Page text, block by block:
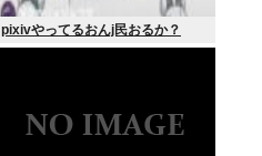
pixivやってるおんj民おるか？